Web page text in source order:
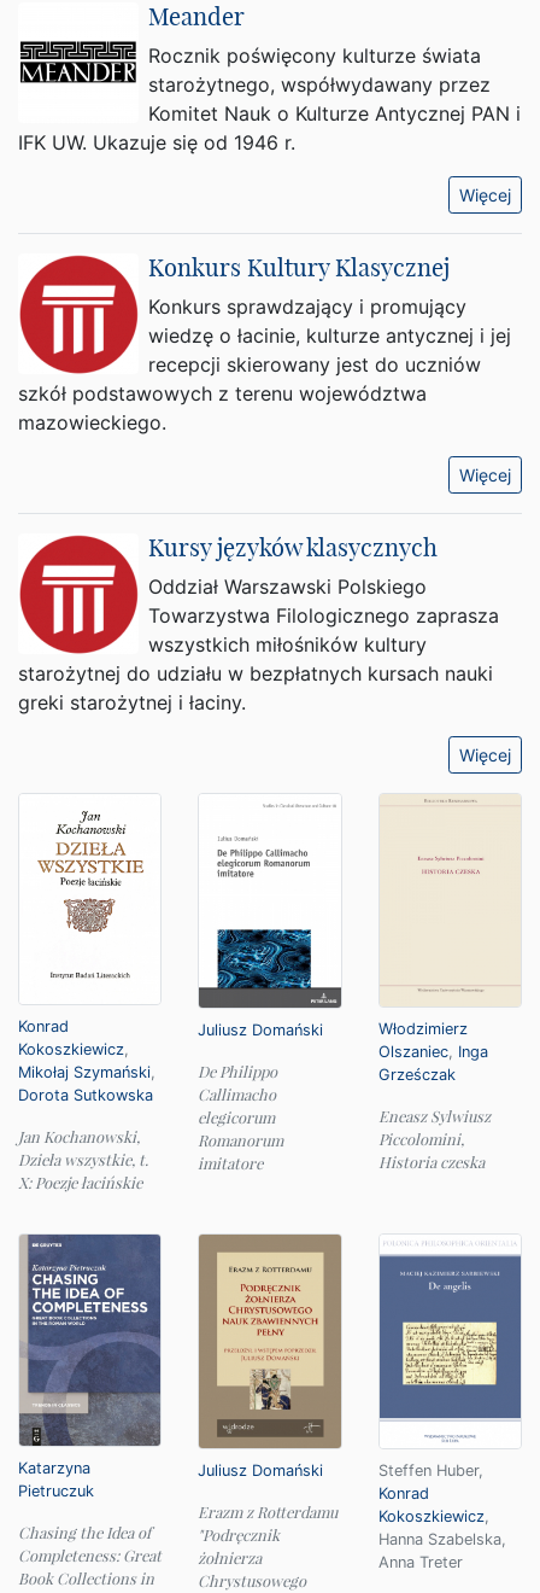
Konrad
Kokoszkiewicz,
Mikołaj Szymański,
Dorota Sutkowska
Jan Kochanowski,
Dzieła wszystkie, t.
X: Poezje łacińskie
Juliusz Domański
De Philippo
Callimacho
elegicorum
Romanorum
imitatore
Włodzimierz
Olszaniec, Inga
Grześczak
Eneasz Sylwiusz
Piccolomini,
Historia czeska
Katarzyna
Pietruczuk
Chasing the Idea of
Completeness: Great
Book Collections in
Juliusz Domański
Erazm z Rotterdamu
"Podręcznik
żołnierza
Chrystusowego
Steffen Huber,
Konrad
Kokoszkiewicz,
Hanna Szabelska,
Anna Treter
Meander
Rocznik poświęcony kulturze świata
starożytnego, współwydawany przez
Komitet Nauk o Kulturze Antycznej PAN i
IFK UW. Ukazuje się od 1946 r.
Więcej
Konkurs Kultury Klasycznej
Konkurs sprawdzający i promujący
wiedzę o łacinie, kulturze antycznej i jej
recepcji skierowany jest do uczniów
szkół podstawowych z terenu województwa
mazowieckiego.
Więcej
Kursy języków klasycznych
Oddział Warszawski Polskiego
Towarzystwa Filologicznego zaprasza
wszystkich miłośników kultury
starożytnej do udziału w bezpłatnych kursach nauki
greki starożytnej i łaciny.
Więcej